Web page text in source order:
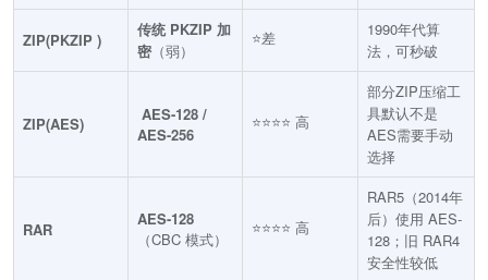
ZIP(PKZIP )
传统 PKZIP 加
密 ​（弱）
⭐差
1990年代算
法，可秒破
ZIP(AES)
AES-128 /
AES-256
⭐⭐⭐⭐ 高
部分ZIP压缩工
具默认不是
AES需要手动
选择
RAR
AES-128
（CBC 模式）
⭐⭐⭐⭐ 高
RAR5（2014年
后）使用 AES-
128；旧 RAR4
安全性较低